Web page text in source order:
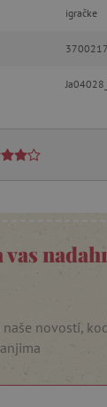
igračke
novosti,
potrebni kolačići
internetske